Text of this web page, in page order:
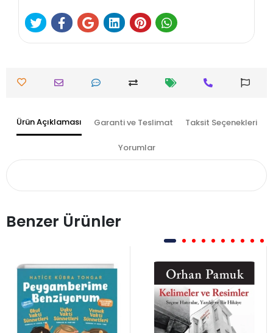
Ürün Açıklaması Garanti ve Teslimat Taksit Seçenekleri
Yorumlar
Benzer Ürünler